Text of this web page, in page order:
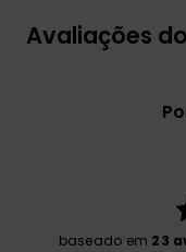
Avaliações
baseado em 23